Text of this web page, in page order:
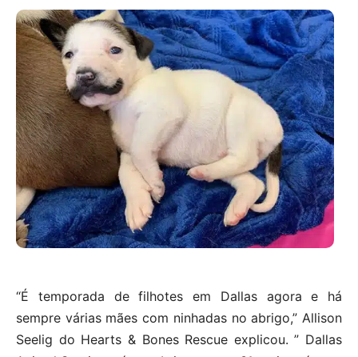
“É temporada de filhotes em Dallas agora e há
sempre várias mães com ninhadas no abrigo,” Allison
Seelig do Hearts & Bones Rescue explicou. ” Dallas